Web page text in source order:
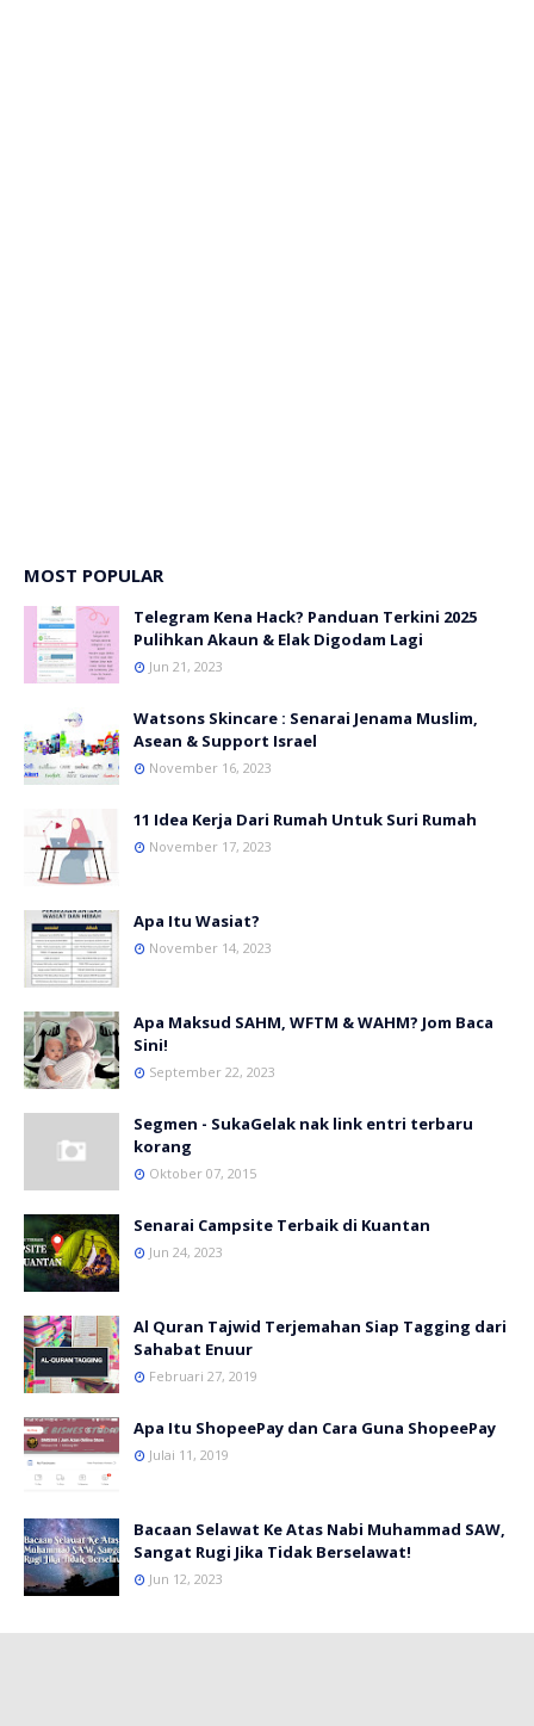
MOST POPULAR
Telegram Kena Hack? Panduan Terkini 2025
Pulihkan Akaun & Elak Digodam Lagi
Jun 21, 2023
Watsons Skincare : Senarai Jenama Muslim,
Asean & Support Israel
November 16, 2023
11 Idea Kerja Dari Rumah Untuk Suri Rumah
November 17, 2023
Apa Itu Wasiat?
November 14, 2023
Apa Maksud SAHM, WFTM & WAHM? Jom Baca
Sini!
September 22, 2023
Segmen - SukaGelak nak link entri terbaru
korang
Oktober 07, 2015
Senarai Campsite Terbaik di Kuantan
Jun 24, 2023
Al Quran Tajwid Terjemahan Siap Tagging dari
Sahabat Enuur
Februari 27, 2019
Apa Itu ShopeePay dan Cara Guna ShopeePay
Julai 11, 2019
Bacaan Selawat Ke Atas Nabi Muhammad SAW,
Sangat Rugi Jika Tidak Berselawat!
Jun 12, 2023